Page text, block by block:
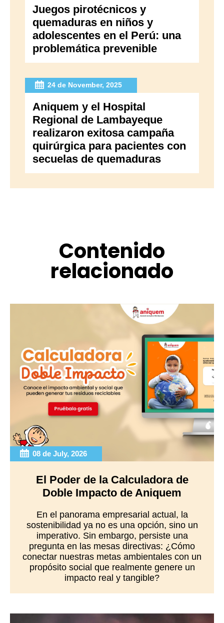
Juegos pirotécnicos y
quemaduras en niños y
adolescentes en el Perú: una
problemática prevenible
24 de November, 2025
Aniquem y el Hospital
Regional de Lambayeque
realizaron exitosa campaña
quirúrgica para pacientes con
secuelas de quemaduras
Contenido
relacionado
08 de July, 2026
El Poder de la Calculadora de
Doble Impacto de Aniquem
En el panorama empresarial actual, la
sostenibilidad ya no es una opción, sino un
imperativo. Sin embargo, persiste una
pregunta en las mesas directivas: ¿Cómo
conectar nuestras metas ambientales con un
propósito social que realmente genere un
impacto real y tangible?